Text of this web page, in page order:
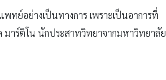
ทย์อย่างเป็นทางการ เพราะเป็นอาการที่
าร์ติโน นักประสาทวิทยาจากมหาวิทยาลัย